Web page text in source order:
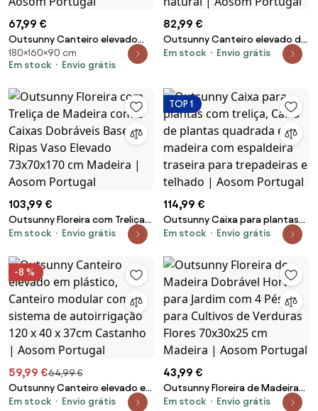
67,99 €
Outsunny Canteiro elevado
com treliça, vaso metálico com
luvas canteiro de jardim 160 x
Aosom Portugal
180×160×90 cm
Em stock
Envio grátis
82,99 €
Outsunny Canteiro elevado de
madeira, canteiro com divisória
natural | Aosom Portugal
Em stock Envio grátis
103,99 €
Outsunny Floreira com Treliça
de Madeira com 2 Caixas
Elevado 73x70x170 cm Madeira |
Aosom Portugal
Em stock Envio grátis
TOP 1
114,99 €
Outsunny Caixa para plantas
com treliça, Caixa de plantas
espaldeira traseira para
trepadeiras e telhado | Aosom
Em stock Envio grátis
-8 %
59,99 €64,99 €
Outsunny Canteiro elevado em
plástico, Canteiro modular
Em stock Envio grátis
43,99 €
Outsunny Floreira de Madeira
Dobrável Horta para Jardim
Em stock Envio grátis